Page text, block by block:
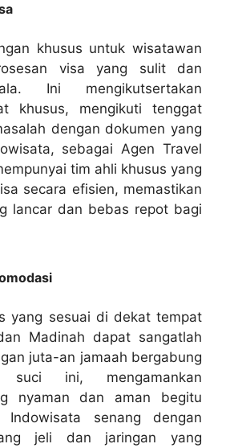
khusus untuk wisatawan
visa yang sulit dan
Ini mengikutsertakan
khusus, mengikuti tenggat
dengan dokumen yang
sebagai Agen Travel
tim ahli khusus yang
secara efisien, memastikan
lancar dan bebas repot bagi
yang sesuai di dekat tempat
Madinah dapat sangatlah
juta-an jamaah bergabung
ini, mengamankan
nyaman dan aman begitu
Indowisata senang dengan
jeli dan jaringan yang